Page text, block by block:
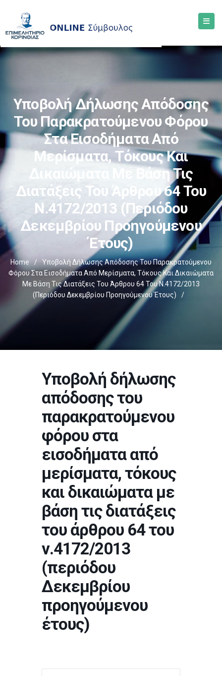
Υποβολή Δήλωσης Απόδοσης
Του Παρακρατούμενου Φόρου
Στα Εισοδήματα Από
Μερίσματα, Τόκους Και
Δικαιώματα Με Βάση Τις
Διατάξεις Του Άρθρου 64 Του
Ν.4172/2013 (περιόδου
Δεκεμβρίου Προηγούμενου
Έτους)
Home /
Υποβολή Δήλωσης Απόδοσης Του Παρακρατούμενου
Φόρου Στα Εισοδήματα Από Μερίσματα, Τόκους Και Δικαιώματα
Με Βάση Τις Διατάξεις Του Άρθρου 64 Του Ν.4172/2013
(περιόδου Δεκεμβρίου Προηγούμενου Έτους)
/
Υποβολή δήλωσης
απόδοσης του
παρακρατούμενου
φόρου στα
εισοδήματα από
μερίσματα, τόκους
και δικαιώματα με
βάση τις διατάξεις
του άρθρου 64 του
ν.4172/2013
(περιόδου
Δεκεμβρίου
προηγούμενου
έτους)